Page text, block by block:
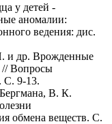
у детей -
аномалии:
ведения: дис.
и др. Врожденные
// Вопросы
С. 9-13.
В. К.
обмена веществ. С.